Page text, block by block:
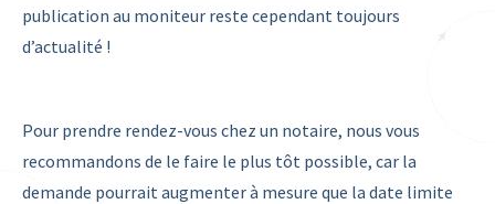
publication au moniteur reste cependant toujours
d’actualité !
Pour prendre rendez-vous chez un notaire, nous vous
recommandons de le faire le plus tôt possible, car la
demande pourrait augmenter à mesure que la date limite